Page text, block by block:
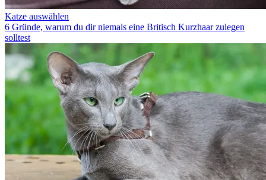
Katze auswählen
6 Gründe, warum du dir niemals eine Britisch Kurzhaar zulegen
solltest